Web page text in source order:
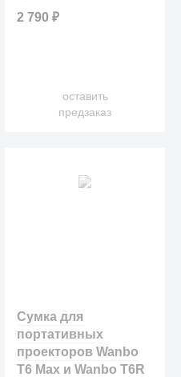
2 790₽
оставить
предзаказ
Сумка для
портативных
проекторов Wanbo
T6 Max и Wanbo T6R